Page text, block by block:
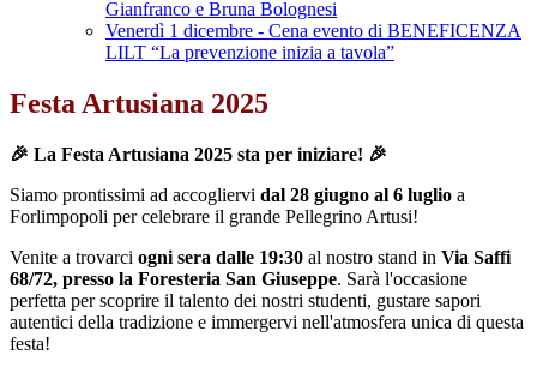
Gianfranco e Bruna Bolognesi
Venerdì 1 dicembre - Cena evento di BENEFICENZA
LILT “La prevenzione inizia a tavola”
Festa Artusiana 2025
🎉 La Festa Artusiana 2025 sta per iniziare! 🎉
Siamo prontissimi ad accogliervi dal 28 giugno al 6 luglio a
Forlimpopoli per celebrare il grande Pellegrino Artusi!
Venite a trovarci ogni sera dalle 19:30 al nostro stand in Via Saffi
68/72, presso la Foresteria San Giuseppe. Sarà l'occasione
perfetta per scoprire il talento dei nostri studenti, gustare sapori
autentici della tradizione e immergervi nell'atmosfera unica di questa
festa!